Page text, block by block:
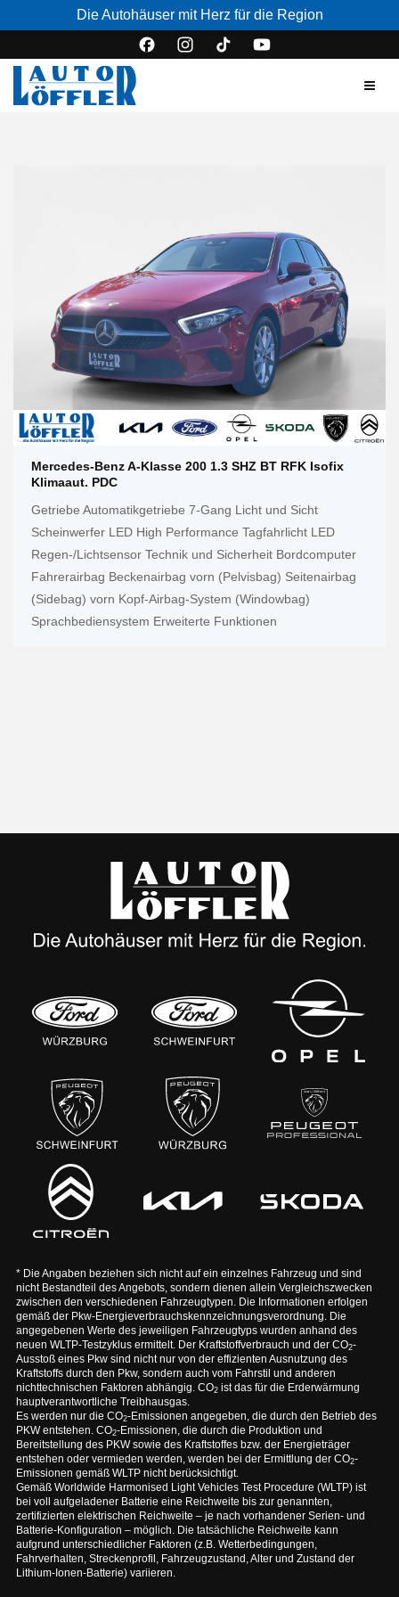
Die Autohäuser mit Herz für die Region
Mercedes-Benz A-Klasse 200 1.3 SHZ BT RFK Isofix
Klimaaut. PDC
Getriebe Automatikgetriebe 7-Gang Licht und Sicht
Scheinwerfer LED High Performance Tagfahrlicht LED
Regen-/Lichtsensor Technik und Sicherheit Bordcomputer
Fahrerairbag Beckenairbag vorn (Pelvisbag) Seitenairbag
(Sidebag) vorn Kopf-Airbag-System (Windowbag)
Sprachbediensystem Erweiterte Funktionen
* Die Angaben beziehen sich nicht auf ein einzelnes Fahrzeug und sind
nicht Bestandteil des Angebots, sondern dienen allein Vergleichszwecken
zwischen den verschiedenen Fahrzeugtypen. Die Informationen erfolgen
gemäß der Pkw-Energieverbrauchskennzeichnungsverordnung. Die
angegebenen Werte des jeweiligen Fahrzeugtyps wurden anhand des
neuen WLTP-Testzyklus ermittelt. Der Kraftstoffverbrauch und der CO2-
Ausstoß eines Pkw sind nicht nur von der effizienten Ausnutzung des
Kraftstoffs durch den Pkw, sondern auch vom Fahrstil und anderen
nichttechnischen Faktoren abhängig. CO2ist das für die Erderwärmung
hauptverantwortliche Treibhausgas.
Es werden nur die CO2-Emissionen angegeben, die durch den Betrieb des
PKW entstehen. CO2-Emissionen, die durch die Produktion und
Bereitstellung des PKW sowie des Kraftstoffes bzw. der Energieträger
entstehen oder vermieden werden, werden bei der Ermittlung der CO2-
Emissionen gemäß WLTP nicht berücksichtigt.
Gemäß Worldwide Harmonised Light Vehicles Test Procedure (WLTP) ist
bei voll aufgeladener Batterie eine Reichweite bis zur genannten,
zertifizierten elektrischen Reichweite – je nach vorhandener Serien- und
Batterie-Konfiguration – möglich. Die tatsächliche Reichweite kann
aufgrund unterschiedlicher Faktoren (z.B. Wetterbedingungen,
Fahrverhalten, Streckenprofil, Fahrzeugzustand, Alter und Zustand der
Lithium-Ionen-Batterie) variieren.